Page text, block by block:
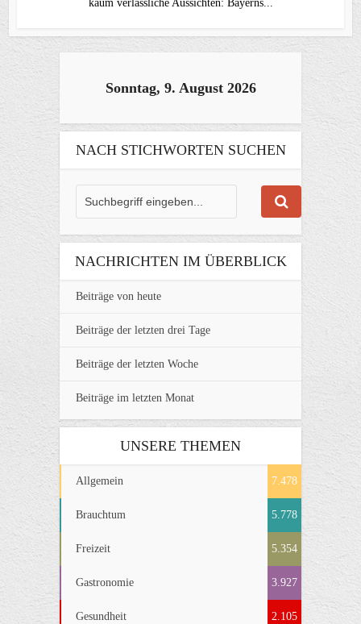
kaum verlässliche Aussichten: Bayerns...
Sonntag, 9. August 2026
NACH STICHWORTEN SUCHEN
NACHRICHTEN IM ÜBERBLICK
Beiträge von heute
Beiträge der letzten drei Tage
Beiträge der letzten Woche
Beiträge im letzten Monat
UNSERE THEMEN
Allgemein 7.478
Brauchtum 5.778
Freizeit 5.354
Gastronomie 3.927
Gesundheit 2.105